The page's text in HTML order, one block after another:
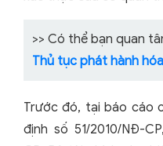
>> Có thể bạn quan
Thủ tục phát hành
Trước đó, tại báo cáo
định số 51/2010/NĐ-